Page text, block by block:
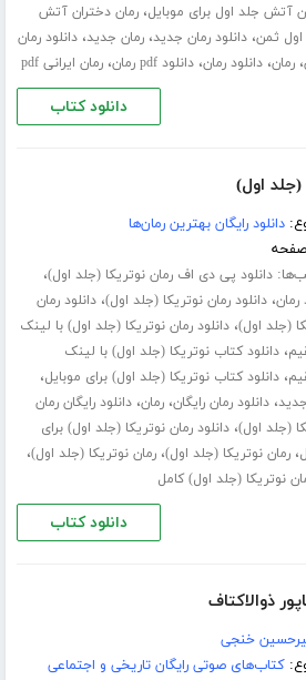
آتش جلد اول برای موبایل،رمان دختران آتش
ثمن،دانلود رمان جدید،رمان جدید،دانلود رمان
،رمان،دانلود رمان،دانلود pdf رمان ،رمان ایرانی pdf
دانلود کتاب
(جلد اول)
دانلود رایگان بهترین رمان‌ها
دانلود پی دی اف رمان نوتریکا (جلد اول)،
رمان،دانلود رمان نوتریکا (جلد اول)،دانلود رمان
(جلد اول)،دانلود رمان نوتریکا (جلد اول) با لینک
،دانلود کتاب نوتریکا (جلد اول) با لینک
،دانلود کتاب نوتریکا (جلد اول) برای موبایل،
،دانلود رمان رایگان،رمان،دانلود رایگان رمان
(جلد اول)،دانلود رمان نوتریکا (جلد اول) برای
،رمان نوتریکا (جلد اول)،رمان نوتریکا (جلد اول)،
دانلود کتاب
ذوالاکتاف
خنجی
کتاب‌های صوتی رایگان تاریخی و اجتماعی